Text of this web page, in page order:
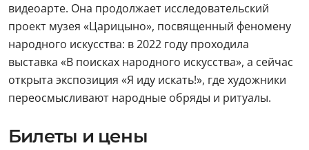
видеоарте. Она продолжает исследовательский
проект музея «Царицыно», посвященный феномену
народного искусства: в 2022 году проходила
выставка «В поисках народного искусства», а сейчас
открыта экспозиция «Я иду искать!», где художники
переосмысливают народные обряды и ритуалы.
Билеты и цены